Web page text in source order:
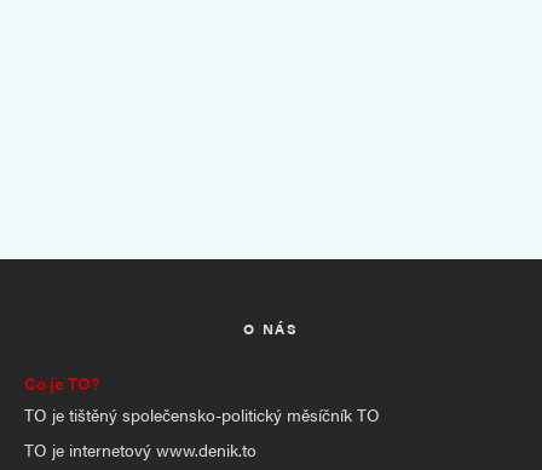
O NÁS
Co je TO?
TO je tištěný společensko-politický měsíčník TO
TO je internetový www.denik.to